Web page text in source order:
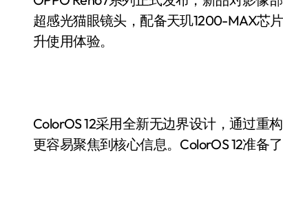
超感光猫眼镜头，配备天玑1200-MAX芯
升使用体验。
ColorOS 12采用全新无边界设计，通过重
更容易聚焦到核心信息。ColorOS 12准备